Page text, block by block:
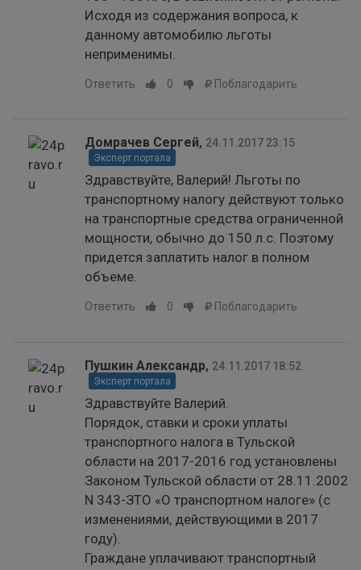
Исходя из содержания вопроса, к
данному автомобилю льготы
неприменимы.
Ответить 0 Поблагодарить
Домрачев Сергей, 24.11.2017 23:15
Эксперт портала
Здравствуйте, Валерий! Льготы по
транспортному налогу действуют только
на транспортные средства ограниченной
мощности, обычно до 150 л.с. Поэтому
придется заплатить налог в полном
объеме.
Ответить 0 Поблагодарить
Пушкин Александр, 24.11.2017 18:52
Эксперт портала
Здравствуйте Валерий.
Порядок, ставки и сроки уплаты
транспортного налога в Тульской
области на 2017-2016 год установлены
Законом Тульской области от 28.11.2002
N 343-ЗТО «О транспортном налоге» (с
изменениями, действующими в 2017
году).
Граждане уплачивают транспортный